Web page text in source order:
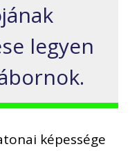
legyen
képessége